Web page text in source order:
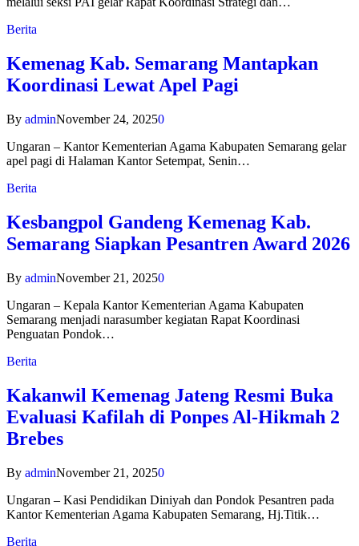
Berita
Kemenag Kab. Semarang Mantapkan
Koordinasi Lewat Apel Pagi
By adminNovember 24, 20250
Ungaran – Kantor Kementerian Agama Kabupaten Semarang gelar
apel pagi di Halaman Kantor Setempat, Senin…
Berita
Kesbangpol Gandeng Kemenag Kab.
Semarang Siapkan Pesantren Award 2026
By adminNovember 21, 20250
Ungaran – Kepala Kantor Kementerian Agama Kabupaten
Semarang menjadi narasumber kegiatan Rapat Koordinasi
Penguatan Pondok…
Berita
Kakanwil Kemenag Jateng Resmi Buka
Evaluasi Kafilah di Ponpes Al-Hikmah 2
Brebes
By adminNovember 21, 20250
Ungaran – Kasi Pendidikan Diniyah dan Pondok Pesantren pada
Kantor Kementerian Agama Kabupaten Semarang, Hj.Titik…
Berita